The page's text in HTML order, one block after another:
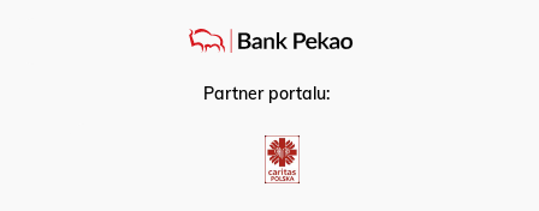
Partner portalu: